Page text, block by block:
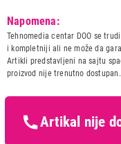
Naziv i vrsta robe:
Uvoznik:
Zemlja porekla:
Prava potrošača:
Napomena:
Tehnomedia centar DOO se
i kompletniji ali ne može da
Artikli predstavljeni na sajtu
proizvod nije trenutno
Artikal nije